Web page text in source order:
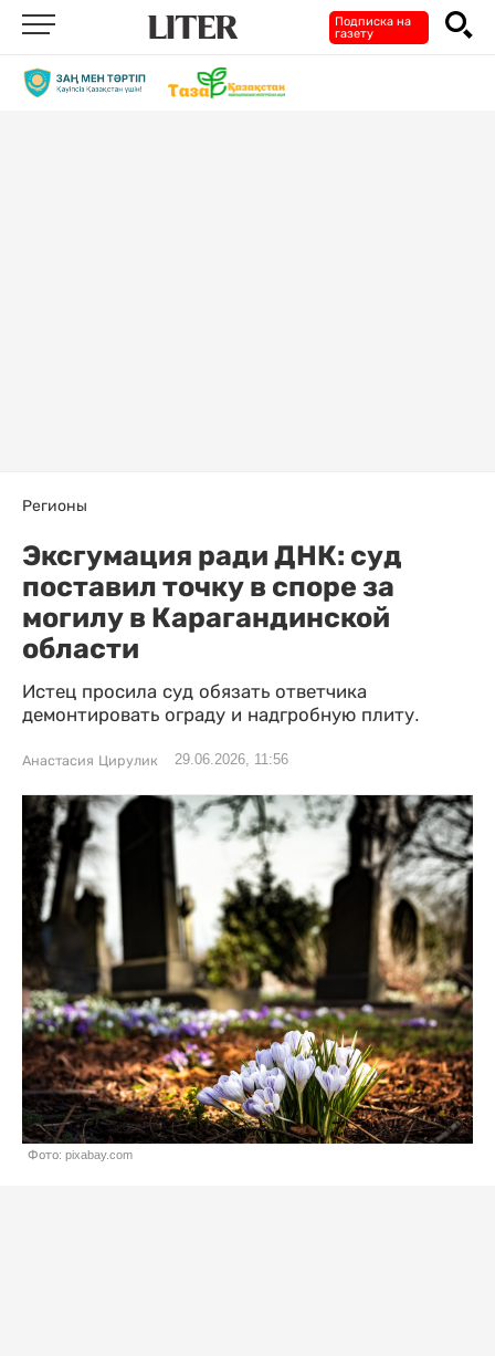
Подписка на
газету
Регионы
Эксгумация ради ДНК: суд
поставил точку в споре за
могилу в Карагандинской
области
Истец просила суд обязать ответчика
демонтировать ограду и надгробную плиту.
Анастасия Цирулик 29.06.2026, 11:56
Фото: pixabay.com